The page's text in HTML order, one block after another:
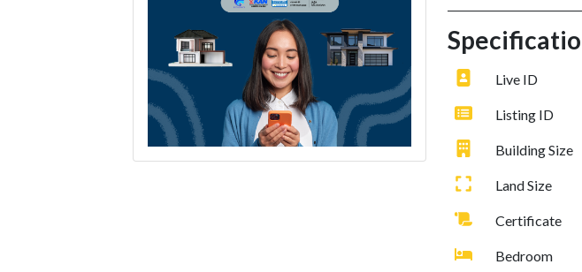
Live ID
Listing ID
Building Size
Land Size
Certificate
Bedroom